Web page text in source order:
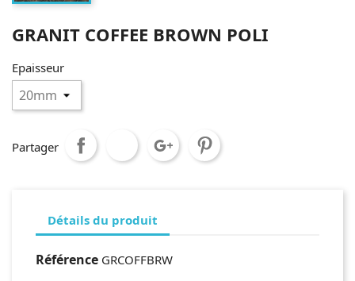
GRANIT COFFEE BROWN POLI
Epaisseur
Partager
Détails du produit
Référence GRCOFFBRW